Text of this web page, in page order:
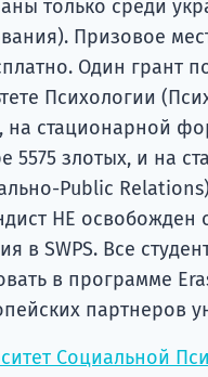
только среди
Призовое
Один грант
Психологии
на стационарной
5575 злотых, и на
Public
НЕ освобожден
в SWPS. Все
в программе
партнеров
Социальной